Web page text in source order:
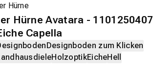
Hürne
Hürne Avatara - 1101250407
Capella
Designboden zum Klicken
HolzoptikEicheHell